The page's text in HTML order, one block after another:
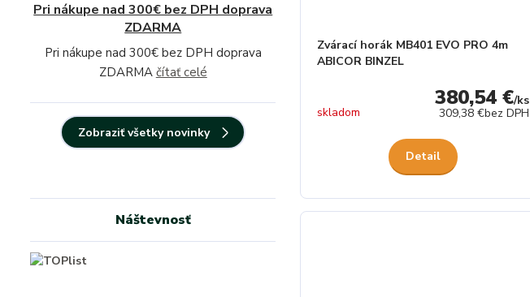
Zvárací horák MB401 EVO PRO 4m
ABICOR BINZEL
380,54 €/ks
309,38 €bez DPH
skladom
Detail
Pri nákupe nad 300€ bez DPH doprava
ZDARMA
Pri nákupe nad 300€ bez DPH doprava
ZDARMA čítať celé
Zobraziť všetky novinky
Náštevnosť